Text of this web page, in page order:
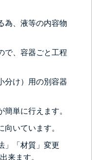
為、液等の内容物
で、容器ごと工程
分け）用の別容器
単に行えます。
いています。
」「材質」変更
来ます。